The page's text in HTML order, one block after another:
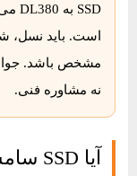
مشخص باشد.
نه مشاوره فنی.